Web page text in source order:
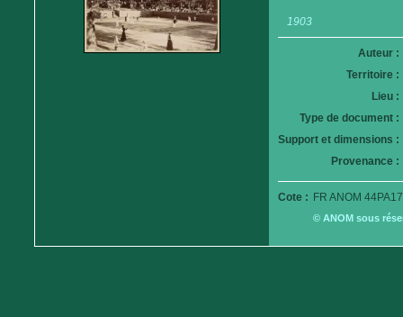
1903
Auteur :
Territoire :
Lieu :
Type de document :
Support et dimensions :
Provenance :
Cote : FR ANOM
© ANOM sous